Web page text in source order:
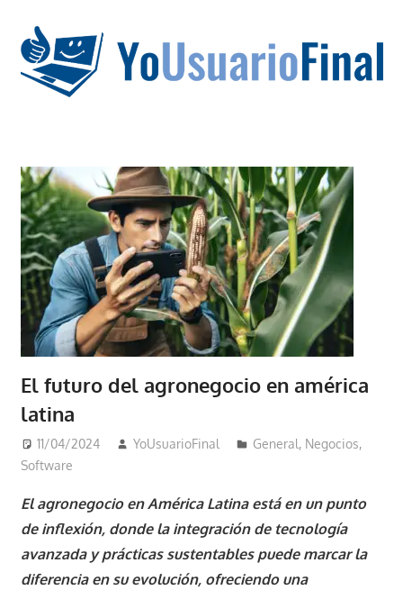
contenido
no
tiene
que
estar
en
chino
El futuro del agronegocio en américa
latina
11/04/2024 YoUsuarioFinal General, Negocios,
Software
El agronegocio en América Latina está en un punto
de inflexión, donde la integración de tecnología
avanzada y prácticas sustentables puede marcar la
diferencia en su evolución, ofreciendo una